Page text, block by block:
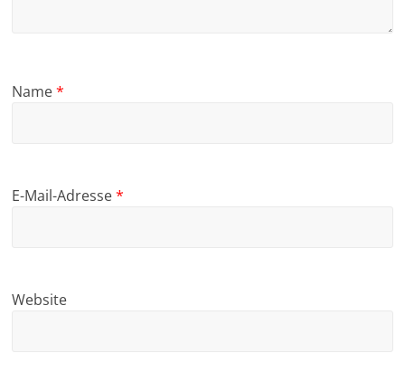
Name*
E-Mail-Adresse*
Website